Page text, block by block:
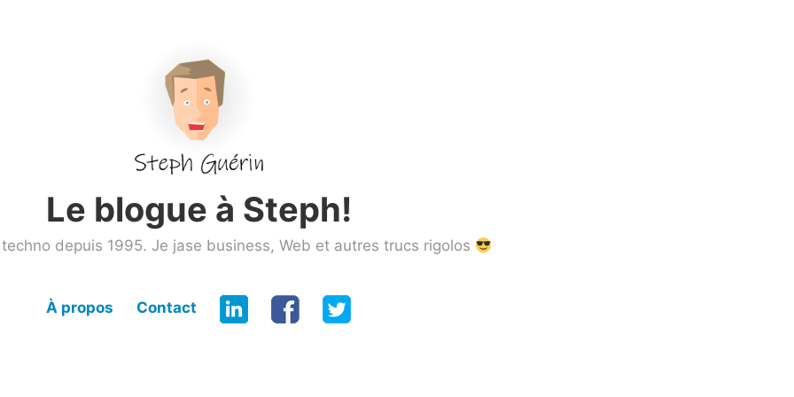
Le blogue à Steph!
depuis 1995. Je jase business, Web et autres trucs rigolos
À propos Contact